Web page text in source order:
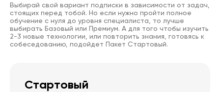
Выбирай свой вариант подписки в зависимости от задач,
стоящих перед тобой. Но если нужно пройти полное
обучение с нуля до уровня специалиста, то лучше
выбирать Базовый или Премиум. А для того чтобы изучить
2-3 новые технологии, или повторить знания, готовясь к
собеседованию, подойдет Пакет Стартовый.
Стартовый